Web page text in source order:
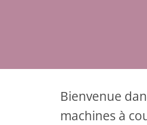
Bienvenue
machines à